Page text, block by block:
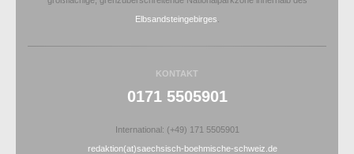
Elbsandsteingebirges
KONTAKT
0171 5505901
International: (+49) 171 5505901
redaktion(at)saechsisch-boehmische-schweiz.de